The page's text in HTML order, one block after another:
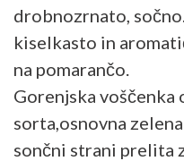
drobnozrnato,
kiselkasto in
na pomarančo.
Gorenjska voščenka
sorta,osnovna
sončni strani prelita